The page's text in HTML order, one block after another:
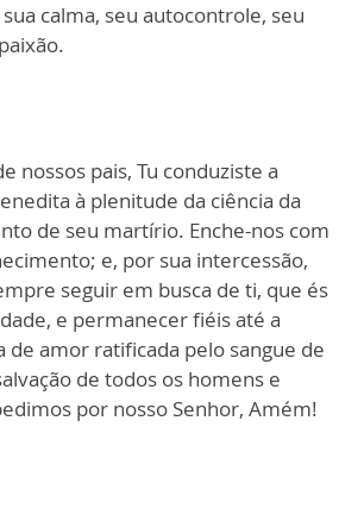
calma, seu autocontrole, seu
nossos pais, Tu conduziste a
à plenitude da ciência da
de seu martírio. Enche-nos com
e, por sua intercessão,
seguir em busca de ti, que és
e permanecer fiéis até a
de amor ratificada pelo sangue de
de todos os homens e
por nosso Senhor, Amém!